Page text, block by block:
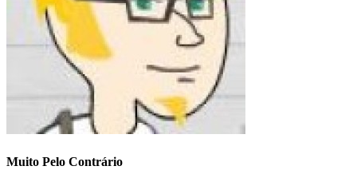
Muito Pelo Contrário